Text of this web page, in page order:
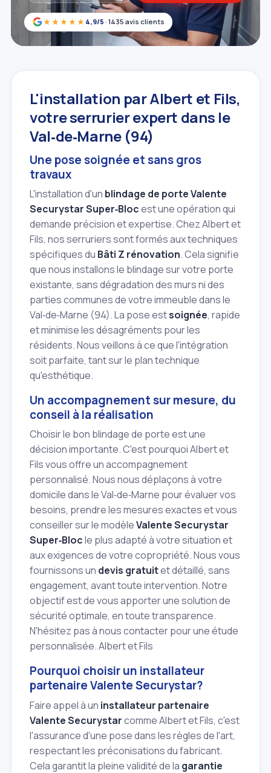
★★★★★ 4,9/5 · 1435 avis clients
L'installation par Albert et Fils,
votre serrurier expert dans le
Val‑de‑Marne (94)
Une pose soignée et sans gros
travaux
L'installation d'un blindage de porte Valente
Securystar Super‑Blocest une opération qui
demande précision et expertise. Chez Albert et
Fils, nos serruriers sont formés aux techniques
spécifiques du Bâti Z rénovation. Cela signifie
que nous installons le blindage sur votre porte
existante, sans dégradation des murs ni des
parties communes de votre immeuble dans le
Val‑de‑Marne (94). La pose estsoignée, rapide
et minimise les désagréments pour les
résidents. Nous veillons à ce que l'intégration
soit parfaite, tant sur le plan technique
qu'esthétique.
Un accompagnement sur mesure, du
conseil à la réalisation
Choisir le bon blindage de porte est une
décision importante. C'est pourquoi Albert et
Fils vous offre un accompagnement
personnalisé. Nous nous déplaçons à votre
domicile dans le Val‑de‑Marne pour évaluer vos
besoins, prendre les mesures exactes et vous
conseiller sur le modèleValente Securystar
Super‑Blocle plus adapté à votre situation et
aux exigences de votre copropriété. Nous vous
fournissons un devis gratuitet détaillé, sans
engagement, avant toute intervention. Notre
objectif est de vous apporter une solution de
sécurité optimale, en toute transparence.
N'hésitez pas à nous contacter pour une étude
personnalisée. Albert et Fils
Pourquoi choisir un installateur
partenaire Valente Securystar?
Faire appel à un installateur partenaire
Valente Securystarcomme Albert et Fils, c'est
l'assurance d'une pose dans les règles de l'art,
respectant les préconisations du fabricant.
Cela garantit la pleine validité de la garantie